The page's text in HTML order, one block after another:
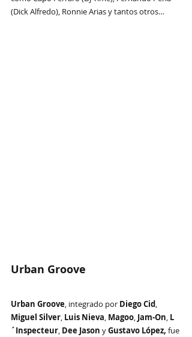
(Dick Alfredo), Ronnie Arias y tantos otros…
Urban Groove
Urban Groove, integrado por Diego Cid,
Miguel Silver, Luis Nieva, Magoo, Jam-On, L
´Inspecteur, Dee Jason y Gustavo López, fue